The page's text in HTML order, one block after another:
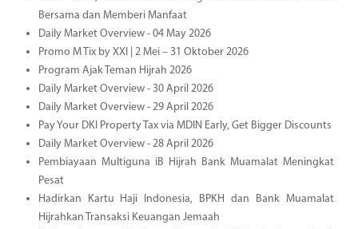
Bersama dan Memberi Manfaat
Daily Market Overview - 04 May 2026
Promo M Tix by XXI | 2 Mei – 31 Oktober 2026
Program Ajak Teman Hijrah 2026
Daily Market Overview - 30 April 2026
Daily Market Overview - 29 April 2026
Pay Your DKI Property Tax via MDIN Early, Get Bigger Discounts
Daily Market Overview - 28 April 2026
Pembiayaan Multiguna iB Hijrah Bank Muamalat Meningkat
Pesat
Hadirkan Kartu Haji Indonesia, BPKH dan Bank Muamalat
Hijrahkan Transaksi Keuangan Jemaah